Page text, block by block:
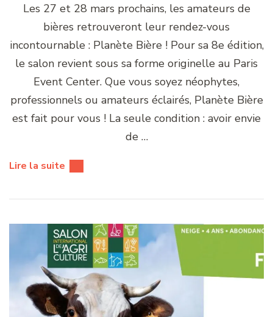
Les 27 et 28 mars prochains, les amateurs de
bières retrouveront leur rendez-vous
incontournable : Planète Bière ! Pour sa 8e édition,
le salon revient sous sa forme originelle au Paris
Event Center. Que vous soyez néophytes,
professionnels ou amateurs éclairés, Planète Bière
est fait pour vous ! La seule condition : avoir envie
de …
Lire la suite